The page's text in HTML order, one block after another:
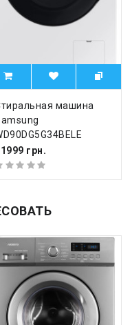
машина
грн.